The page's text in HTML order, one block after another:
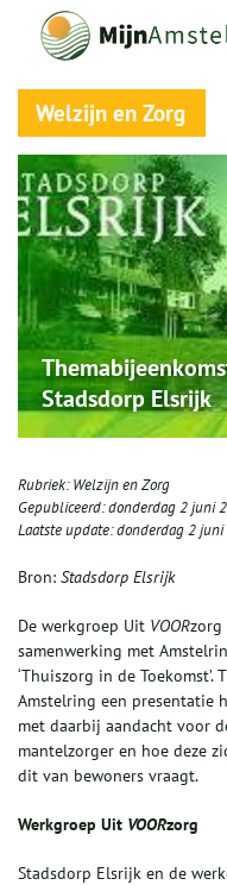
Welzijn en Zorg
Stadsdorp Elsrijk
Rubriek:Welzijn en Zorg
Gepubliceerd:donderdag 2 juni
Laatste update:donderdag 2
Bron: Stadsdorp Elsrijk
De werkgroep Uit VOOR
samenwerking met
‘Thuiszorg in de
Amstelring een presentatie
met daarbij aandacht voor
mantelzorger en hoe deze
dit van bewoners vraagt.
Werkgroep Uit VOORzorg
Stadsdorp Elsrijk en de